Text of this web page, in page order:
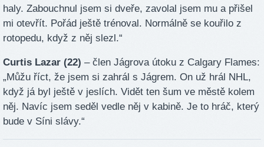
haly. Zabouchnul jsem si dveře, zavolal jsem mu a přišel
mi otevřít. Pořád ještě trénoval. Normálně se kouřilo z
rotopedu, když z něj slezl.“
Curtis Lazar (22) – člen Jágrova útoku z Calgary Flames:
„Můžu říct, že jsem si zahrál s Jágrem. On už hrál NHL,
když já byl ještě v jeslích. Vidět ten šum ve městě kolem
něj. Navíc jsem seděl vedle něj v kabině. Je to hráč, který
bude v Síni slávy.“